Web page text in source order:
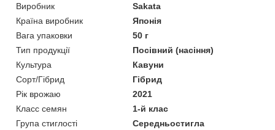
Виробник
Sakata
Країна виробник
Японія
Вага упаковки
50 г
Тип продукції
Посівний (насіння)
Культура
Кавуни
Сорт/Гібрид
Гібрид
Рік врожаю
2021
Класс семян
1-й клас
Група стиглості
Середньостигла